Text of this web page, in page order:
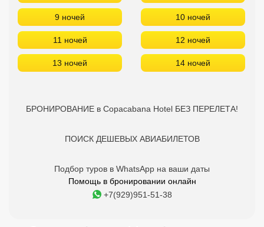
9 ночей 10 ночей
11 ночей 12 ночей
13 ночей 14 ночей
БРОНИРОВАНИЕ в Copacabana Hotel БЕЗ ПЕРЕЛЕТА!
ПОИСК ДЕШЕВЫХ АВИАБИЛЕТОВ
Подбор туров в WhatsApp на ваши даты
Помощь в бронировании онлайн
+7(929)951-51-38